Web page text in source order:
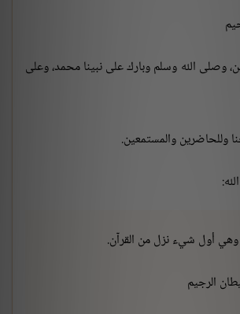
وصلى الله وسلم وبارك على نبينا محمد، وعلى
وللحاضرين والمستمعين.
وهي أول شيء نزل من القرآن.
الرجيم